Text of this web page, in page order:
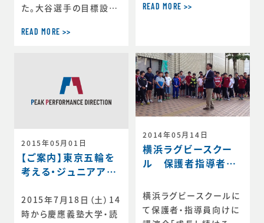
た。大谷選手の目標設定
とともに『子供の力をぐん
内容は指導者の接し方３
か条と親の接し方３か条
です！
READ MORE >>
督・部員・保護者のみな
ルギーをもらいました！
一部紹介します。 【監
督】・「メンタルを科学す
る」というアプローチに、
私だけでなく、選手諸君
た。【部員】・場が盛り上
がり多くの質問の手が挙
がりました。僕もそこで
ことがあり、手を挙げよ
READ MORE >>
2015年05月01日
【ご案内】東京五輪を
考える・ジュニアアス
2015年7月18日（土）14
時から慶應義塾大学・読
2014年05月14日
横浜ラグビースクー
ル 保護者指導者向
レーニング
横浜ラグビースクールに
て保護者・指導員向けに